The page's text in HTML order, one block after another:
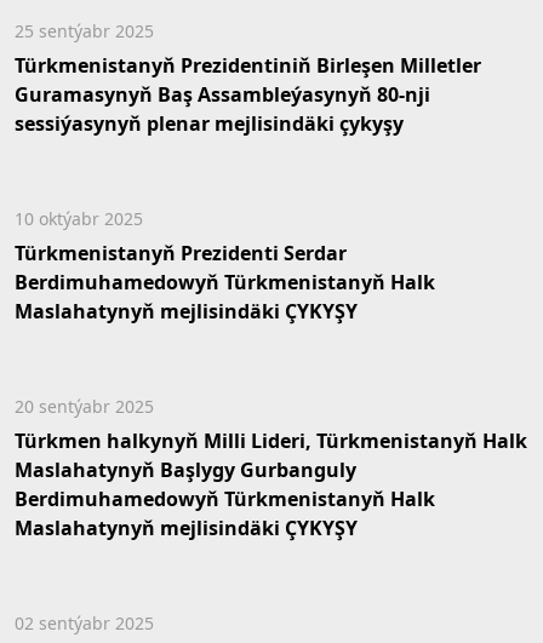
25 sentýabr 2025
Türkmenistanyň Prezidentiniň Birleşen Milletler
Guramasynyň Baş Assambleýasynyň 80-nji
sessiýasynyň plenar mejlisindäki çykyşy
10 oktýabr 2025
Türkmenistanyň Prezidenti Serdar
Berdimuhamedowyň Türkmenistanyň Halk
Maslahatynyň mejlisindäki ÇYKYŞY
20 sentýabr 2025
Türkmen halkynyň Milli Lideri, Türkmenistanyň Halk
Maslahatynyň Başlygy Gurbanguly
Berdimuhamedowyň Türkmenistanyň Halk
Maslahatynyň mejlisindäki ÇYKYŞY
02 sentýabr 2025